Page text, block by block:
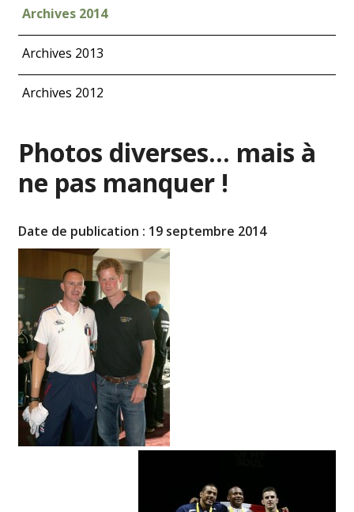
Archives 2014
Archives 2013
Archives 2012
Photos diverses… mais à
ne pas manquer !
Date de publication : 19 septembre 2014